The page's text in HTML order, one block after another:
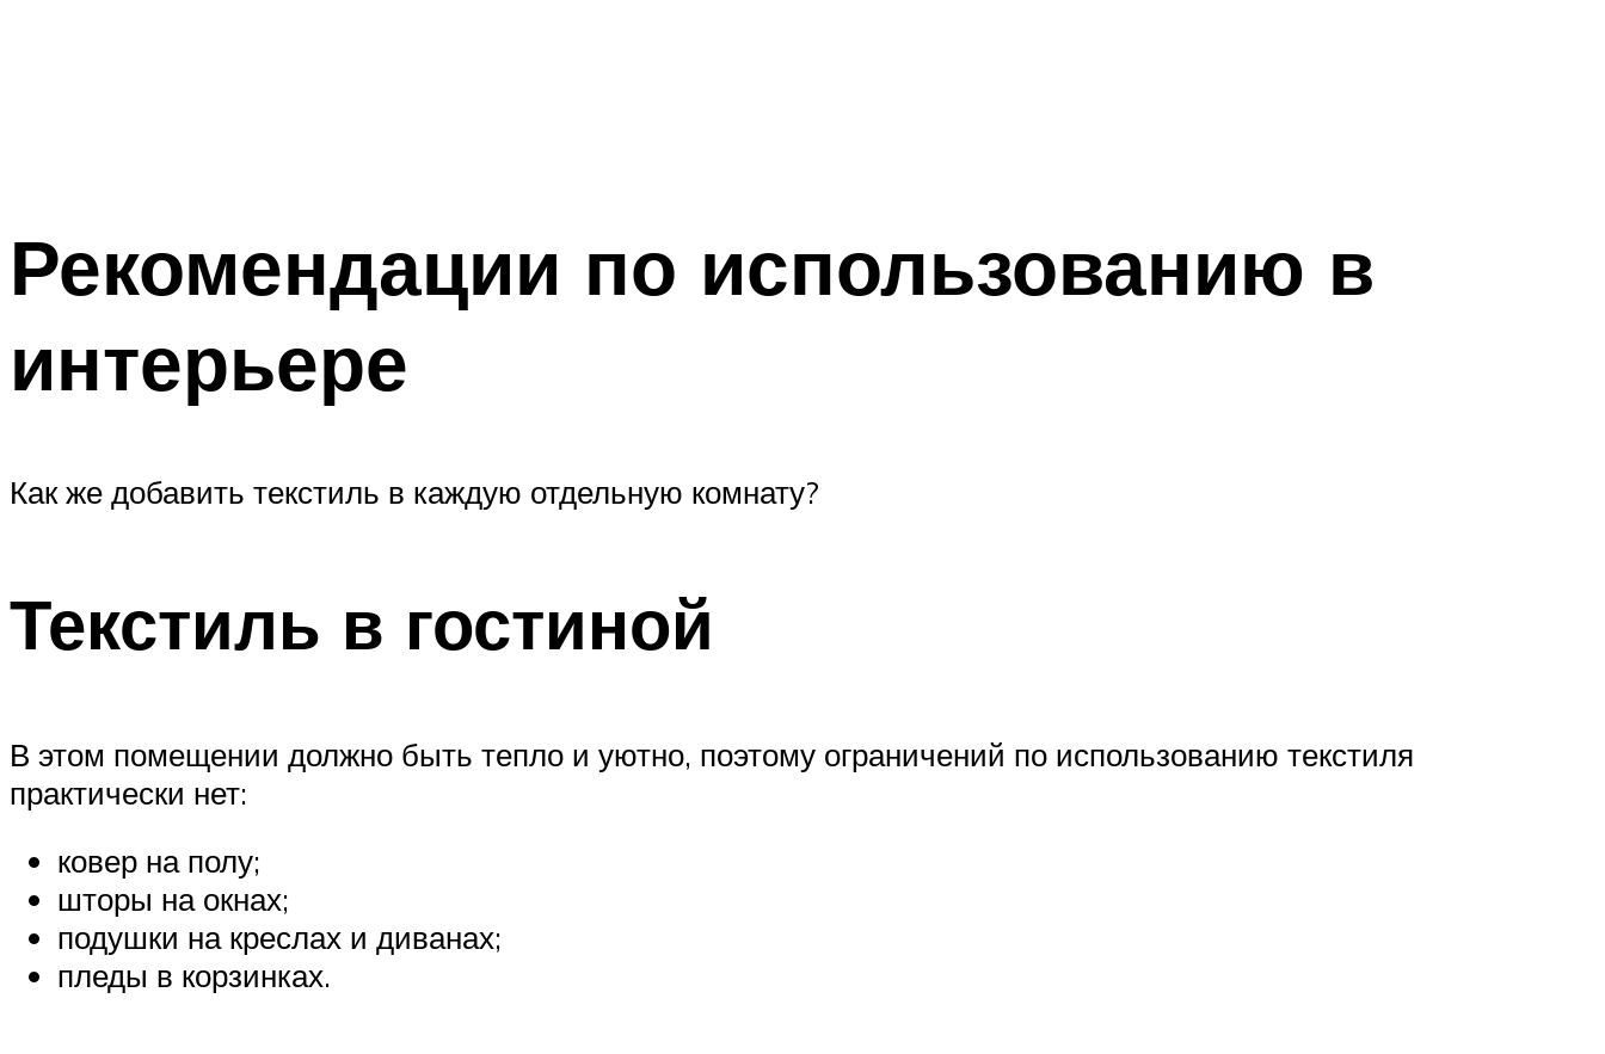
Рекомендации по использованию в
интерьере
Как же добавить текстиль в каждую отдельную комнату?
Текстиль в гостиной
В этом помещении должно быть тепло и уютно, поэтому ограничений по использованию текстиля
практически нет:
ковер на полу;
шторы на окнах;
подушки на креслах и диванах;
пледы в корзинках.